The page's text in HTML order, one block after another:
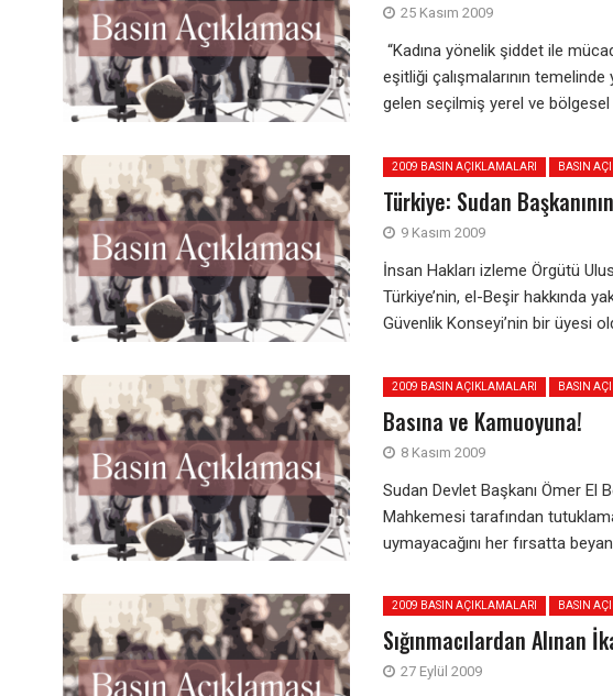
25 Kasım 2009
“Kadına yönelik şiddet ile
eşitliği çalışmalarının
gelen seçilmiş yerel ve bölgesel
2009 BASIN AÇIKLAMALARI BASIN
Türkiye: Sudan
9 Kasım 2009
İnsan Hakları izleme Örgütü
Türkiye’nin, el-Beşir hakkında
Güvenlik Konseyi’nin bir üyesi
2009 BASIN AÇIKLAMALARI BASIN
Basına ve Kamuoyuna!
8 Kasım 2009
Sudan Devlet Başkanı Ömer El
Mahkemesi tarafından
uymayacağını her fırsatta
2009 BASIN AÇIKLAMALARI BASIN
Sığınmacılardan Alınan
27 Eylül 2009